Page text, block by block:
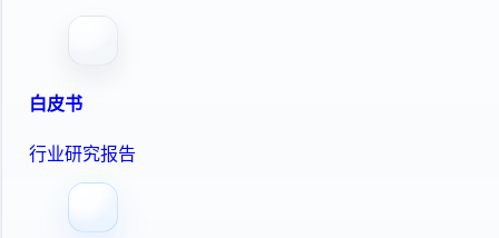
白皮书
行业研究报告